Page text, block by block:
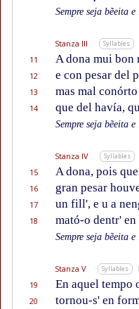
Sempre seja bẽeita
Stanza III Syllables
11 A dona mui bon
12
e con pesar del
13
mas mal
14
que del havía,
Sempre seja bẽeita
Stanza IV Syllables
15 A dona, pois
16
gran pesar
17
un fill', e u a
18
mató-o dentr' en
Sempre seja bẽeita
Stanza V Syllables
19 En aquel tempo
20
tornou-s' en